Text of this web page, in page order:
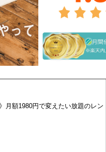
月額1980円で変えたい放題のレン